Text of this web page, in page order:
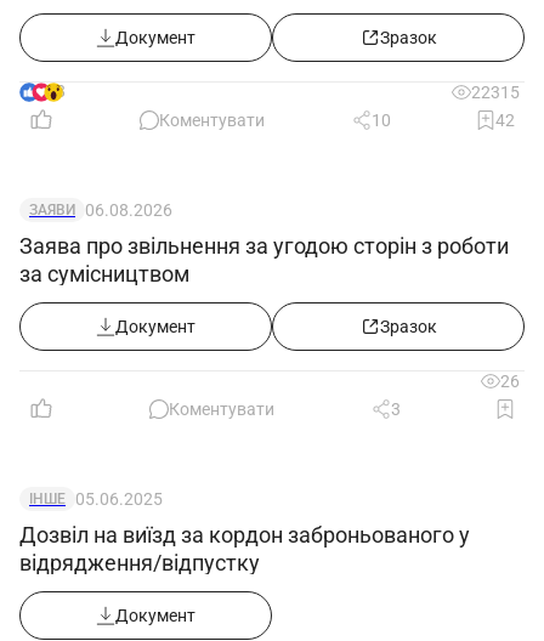
25.05.2022)
Документ Зразок
8
22315
Коментувати
10 42
ЗАЯВИ 06.08.2026
Заява про звільнення за угодою сторін з роботи
за сумісництвом
Документ Зразок
26
Коментувати
3
ІНШЕ 05.06.2025
Дозвіл на виїзд за кордон заброньованого у
відрядження/відпустку
Документ